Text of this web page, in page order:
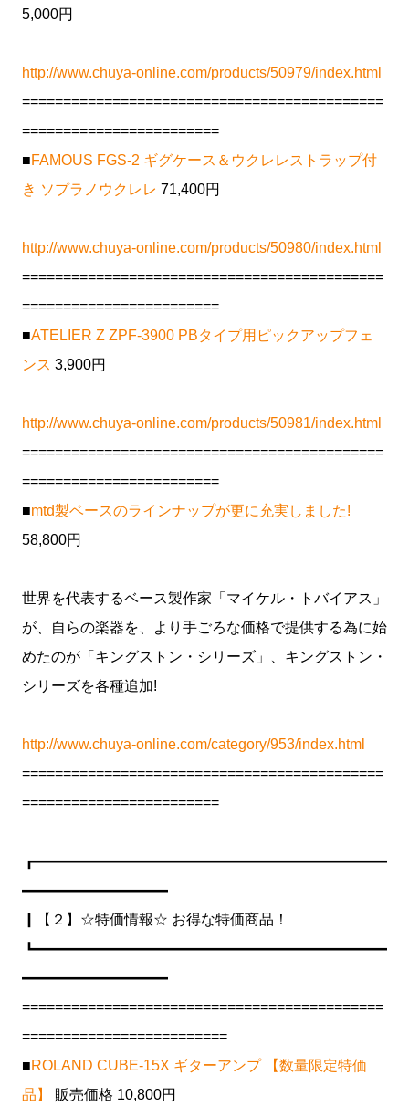
5,000円
http://www.chuya-online.com/products/50979/index.html
============================================
========================
■FAMOUS FGS-2 ギグケース＆ウクレレストラップ付
き ソプラノウクレレ 71,400円
http://www.chuya-online.com/products/50980/index.html
============================================
========================
■ATELIER Z ZPF-3900 PBタイプ用ピックアップフェ
ンス 3,900円
http://www.chuya-online.com/products/50981/index.html
============================================
========================
■mtd製ベースのラインナップが更に充実しました!
58,800円
世界を代表するベース製作家「マイケル・トバイアス」
が、自らの楽器を、より手ごろな価格で提供する為に始
めたのが「キングストン・シリーズ」、キングストン・
シリーズを各種追加!
http://www.chuya-online.com/category/953/index.html
============================================
========================
┏━━━━━━━━━━━━━━━━━━━━━━━━
━━━━━━━━━━
┃【２】☆特価情報☆ お得な特価商品！
┗━━━━━━━━━━━━━━━━━━━━━━━━
━━━━━━━━━━
============================================
=========================
■ROLAND CUBE-15X ギターアンプ 【数量限定特価
品】
販売価格 10,800円